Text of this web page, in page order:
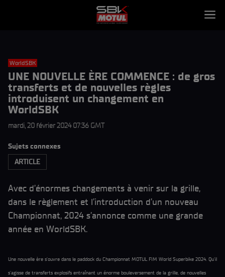
WorldSBK
UNE NOUVELLE ÈRE COMMENCE : de gros
transferts et de nouvelles règles
introduisent un changement en
WorldSBK
mardi, 20 février 2024 07:36 GMT
Sujets connexes
ARTICLE
Avec d’énormes changements à venir sur la grille,
dans le règlement et l’introduction d’un nouveau
Championnat, 2024 s’annonce comme une grande
année en WorldSBK.
Une nouvelle ère s’ouvre dans le paddock du Championnat MOTUL FIM World Superbike 2024. Qu'il
s'agisse de transferts explosifs entraînant un énorme bouleversement de la grille, de nouvelles